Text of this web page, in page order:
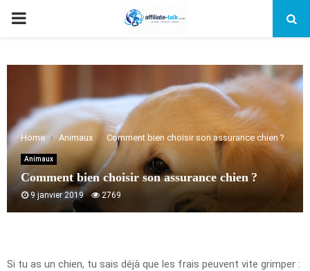
PRIMARY
Home Animaux Comment bien choisir son assurance chien ?
Animaux
Comment bien choisir son assurance chien ?
9 janvier 2019 2769
Si tu as un chien, tu sais déjà que les frais peuvent vite grimper :